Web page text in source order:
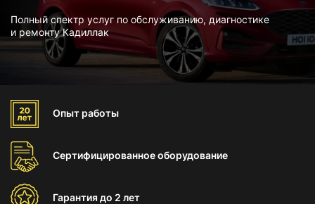
Полный спектр услуг по обслуживанию, диагностике
и ремонту Кадиллак
Опыт работы
Сертифицированноеоборудование
Гарантиядо 2 лет